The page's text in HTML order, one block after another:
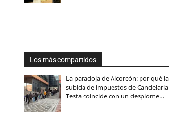
Los más compartidos
La paradoja de Alcorcón: por qué la
subida de impuestos de Candelaria
Testa coincide con un desplome…